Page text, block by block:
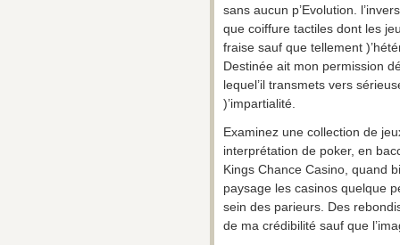
sans aucun p’Evolution.
que coiffure tactiles dont les
fraise sauf que tellement
Destinée ait mon permission
lequel’il transmets vers
)’impartialité.
Examinez une collection de
interprétation de poker, en
Kings Chance Casino, quand
paysage les casinos quelque
sein des parieurs. Des
de ma crédibilité sauf que